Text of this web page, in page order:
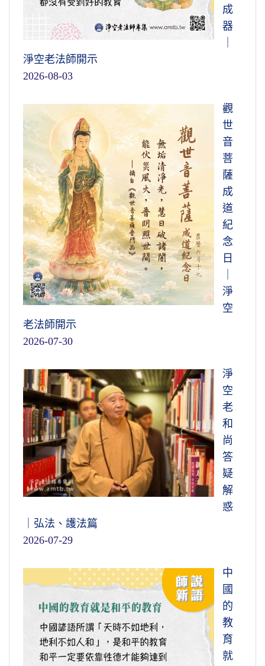
成
器
淨空老法師開示
2026-08-03
觀
世
音
菩
薩
成
道
紀
念
日
淨
空
老法師開示
2026-07-30
淨
空
老
和
尚
答
疑
解
惑
｜弘法、護法篇
2026-07-29
中
國
的
教
育
就